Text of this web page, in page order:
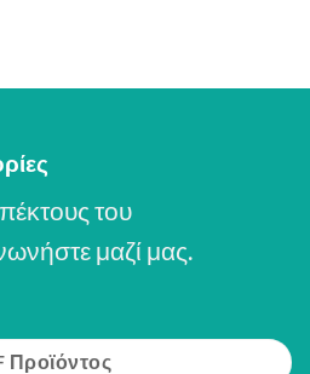
του
μαζί μας.
Προϊόντος